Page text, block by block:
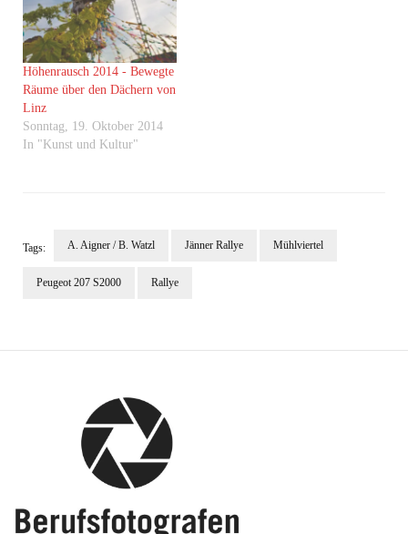
Höhenrausch 2014 - Bewegte
Räume über den Dächern von
Linz
Sonntag, 19. Oktober 2014
In "Kunst und Kultur"
Tags: A. Aigner / B. Watzl Jänner Rallye Mühlviertel
Peugeot 207 S2000 Rallye
Navigation